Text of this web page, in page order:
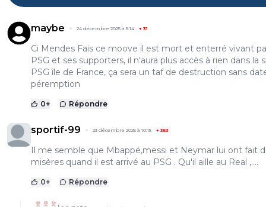
maybe 24 décembre 2025 à 5:14 + 31
Ci Mendes Fais ce moove il est mort et enterré vivant
PSG et ses supporters, il n'aura plus accès à rien dans la
PSG île de France, ça sera un taf de destruction sans
péremption
0+ Répondre
sportif-99 23 décembre 2025 à 10:15 + 353
Il me semble que Mbappé,messi et Neymar lui ont fait
misères quand il est arrivé au PSG . Qu'il aille au Real ,....
0+ Répondre